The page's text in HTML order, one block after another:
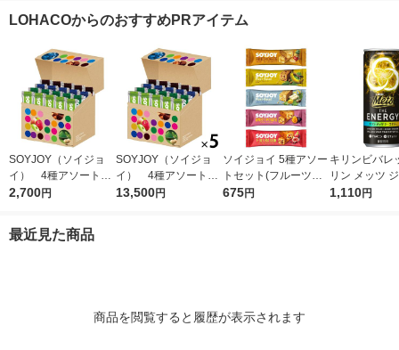
LOHACOからのおすすめPRアイテム
SOYJOY（ソイジョ
イ） 4種アソートセ
ット 1箱（20本入）
2,700円
SOYJOY（ソイジョ
イ） 4種アソート
1セット（1箱（20本
13,500円
ソイジョイ 5種アソー
トセット(フルーツ＆
ベイクドチーズ・バナ
675円
キリンビバレ
リン メッツ
ジー 250ml 1
1,110円
最近見た商品
商品を閲覧すると履歴が表示されます